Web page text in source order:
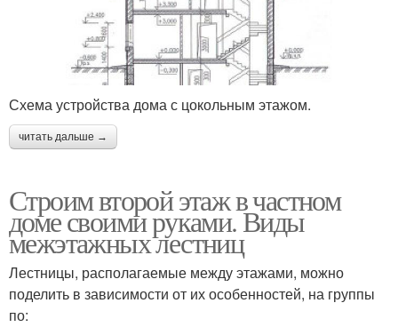
Схема устройства дома с цокольным этажом.
читать дальше →
Строим второй этаж в частном
доме своими руками. Виды
межэтажных лестниц
Лестницы, располагаемые между этажами, можно
поделить в зависимости от их особенностей, на группы
по: